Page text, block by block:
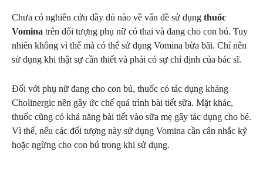
Chưa có nghiên cứu đầy đủ nào về vấn đề sử dụng thuốc
Vomina trên đối tượng phụ nữ có thai và đang cho con bú. Tuy
nhiên không vì thế mà có thể sử dụng Vomina bừa bãi. Chỉ nên
sử dụng khi thật sự cần thiết và phải có sự chỉ định của bác sĩ.
Đối với phụ nữ đang cho con bú, thuốc có tác dụng kháng
Cholinergic nên gây ức chế quá trình bài tiết sữa. Mặt khác,
thuốc cũng có khả năng bài tiết vào sữa mẹ gây tác dụng cho bé.
Vì thế, nếu các đối tượng này sử dụng Vomina cần cân nhắc kỹ
hoặc ngừng cho con bú trong khi sử dụng.